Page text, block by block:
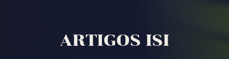
ARTIGOS ISI